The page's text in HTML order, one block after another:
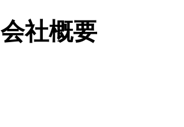
会社概要